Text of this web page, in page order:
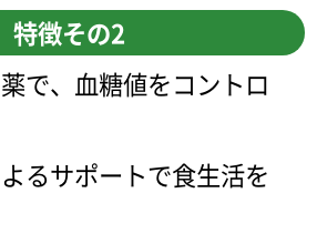
特徴その2
で、血糖値をコントロ
るサポートで食生活を